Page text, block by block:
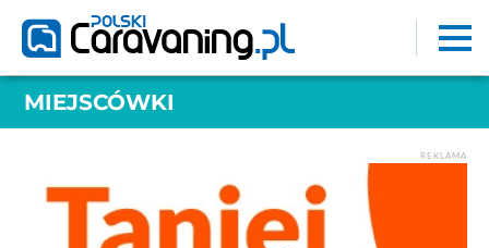
MIEJSCÓWKI
REKLAMA